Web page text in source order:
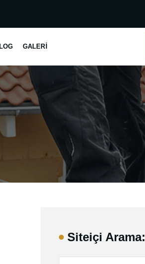
GALERI
Siteiçi Arama: